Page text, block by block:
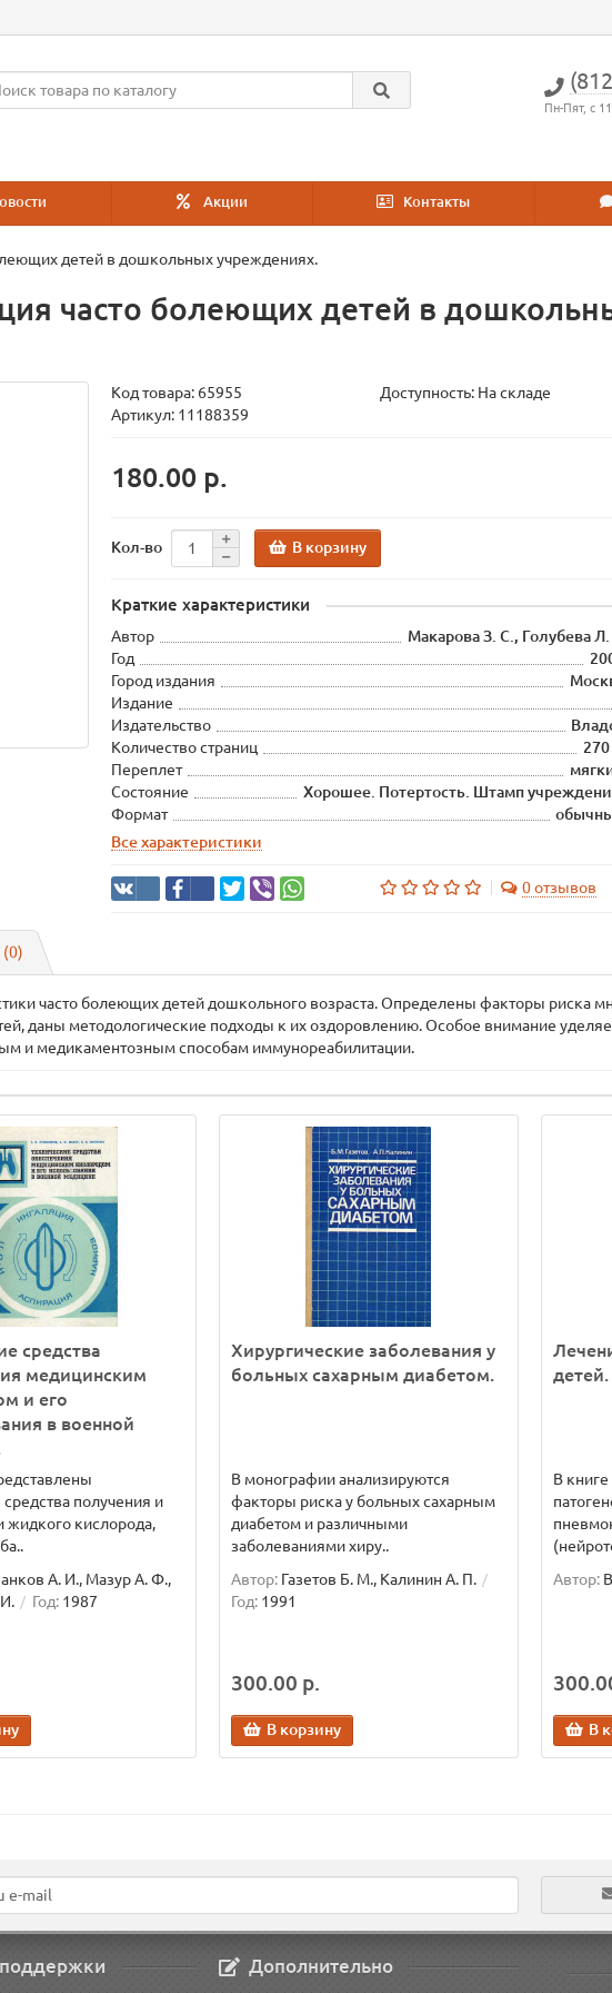
Пн-Пят, с
Акции Контакты
детей в дошкольных учреждениях.
часто болеющих детей в
Код товара: 65955
Доступность: На складе
Артикул: 11188359
180.00 р.
Кол-во В корзину
Краткие характеристики
Автор
Макарова З. С., Голубева Л.
Год
Город издания
Издание
Издательство
Количество страниц
270
Переплет
Состояние
Хорошее. Потертость. Штамп
Формат
Все характеристики
0 отзывов
часто болеющих детей дошкольного возраста. Определены факторы риска
даны методологические подходы к их оздоровлению. Особое внимание
и медикаментозным способам иммунореабилитации.
средства
медицинским
и его
в военной
получения и
жидкого кислорода,
А. И., Мазур А. Ф.,
Год: 1987
Хирургические заболевания у
больных сахарным диабетом.
В монографии анализируются
факторы риска у больных сахарным
диабетом и различными
заболеваниями хиру..
Автор: Газетов Б. М., Калинин А. П.
Год: 1991
300.00 р.
В корзину
детей.
В
Автор:
В
Дополнительно